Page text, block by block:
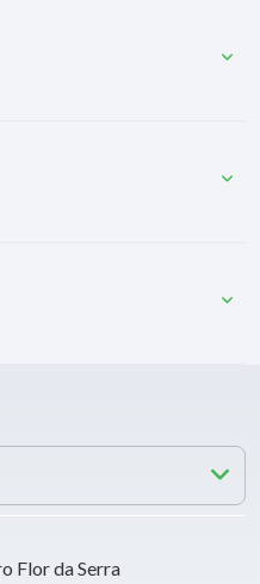
Flor da Serra